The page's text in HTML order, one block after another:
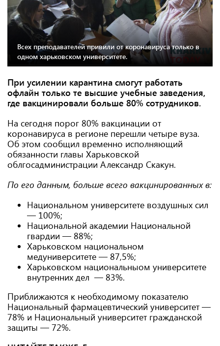
Всех преподавателей привили от коронавируса только в
одном харьковском университете.
При усилении карантина смогут работать
офлайн только те высшие учебные заведения,
где вакцинировали больше 80% сотрудников.
На сегодня порог 80% вакцинации от
коронавируса в регионе перешли четыре вуза.
Об этом сообщил временно исполняющий
обязанности главы Харьковской
облгосадминистрации Александр Скакун.
По его данным, больше всего вакцинированных в:
Национальном университете воздушных сил
— 100%;
Национальной академии Национальной
гвардии — 88%;
Харьковском национальном
медуниверситете — 87,5%;
Харьковском национальныом университете
внутренних дел — 83%.
Приближаются к необходимому показателю
Национальный фармацевтический университет —
78% и Национальный университет гражданской
защиты — 72%.